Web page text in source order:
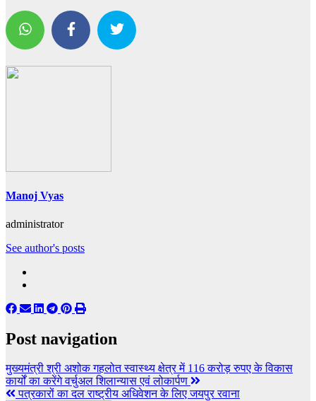
Manoj Vyas
administrator
See author's posts
Post navigation
मुख्यमंत्री श्री अशोक गहलोत स्वास्थ्य क्षेत्र में 116 करोड़ रुपए के विकास
कार्यों का करेंगे वर्चुअल शिलान्यास एवं लोकार्पण
पत्रकारों का दल राष्ट्रीय अधिवेशन के लिए जयपुर रवाना